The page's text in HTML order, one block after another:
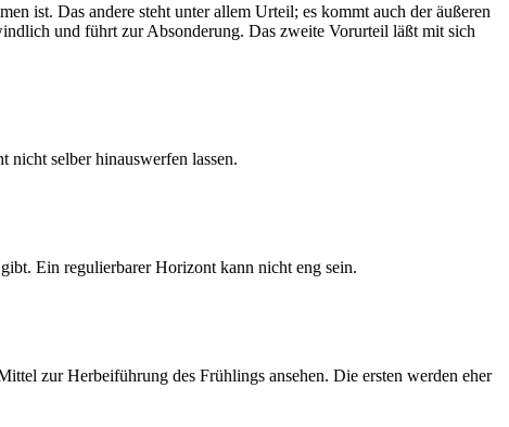
ist. Das andere steht unter allem Urteil; es kommt auch der äußeren
und führt zur Absonderung. Das zweite Vorurteil läßt mit sich
selber hinauswerfen lassen.
Ein regulierbarer Horizont kann nicht eng sein.
zur Herbeiführung des Frühlings ansehen. Die ersten werden eher